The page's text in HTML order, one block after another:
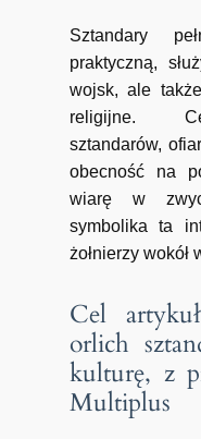
Sztandary
praktyczną,
wojsk, ale
religijne.
sztandarów,
obecność na
wiarę w
symbolika ta
żołnierzy wokół
Cel
orlich
kulturę, z
Multiplus